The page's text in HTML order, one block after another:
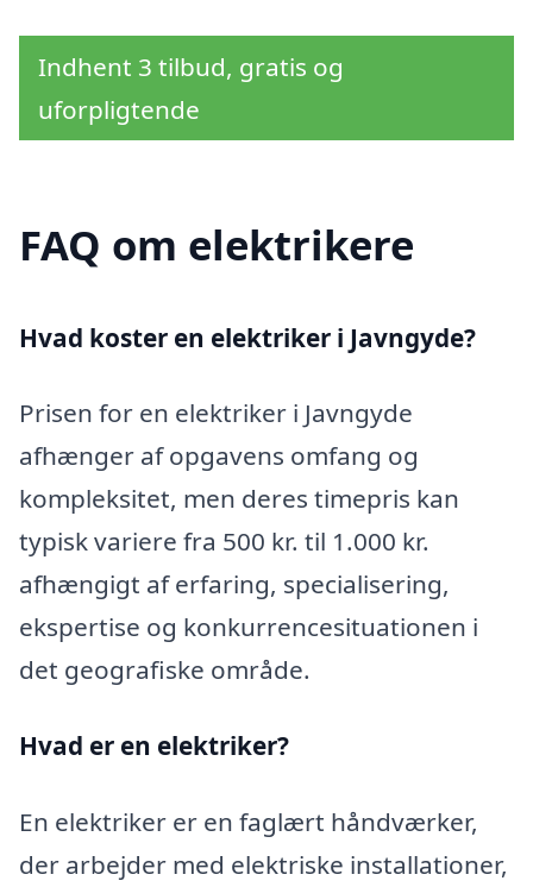
Indhent 3 tilbud, gratis og
uforpligtende
FAQ om elektrikere
Hvad koster en elektriker i Javngyde?
Prisen for en elektriker i Javngyde
afhænger af opgavens omfang og
kompleksitet, men deres timepris kan
typisk variere fra 500 kr. til 1.000 kr.
afhængigt af erfaring, specialisering,
ekspertise og konkurrencesituationen i
det geografiske område.
Hvad er en elektriker?
En elektriker er en faglært håndværker,
der arbejder med elektriske installationer,